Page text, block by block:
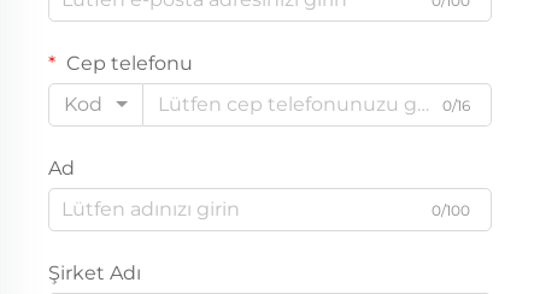
Cep telefonu
Kod
0/16
Ad
0/100
Şirket Adı